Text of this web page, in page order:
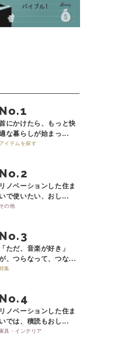
No.
にかけたら、もっと快
な暮らしが始まっ...
アイテムを探す
No.
リノベーションした住ま
いで使いたい、おし...
その他
No.
「ただ、音楽が好き」
、つらなって、つな...
集
No.
リノベーションした住ま
いでは、積読もおし...
具・インテリア